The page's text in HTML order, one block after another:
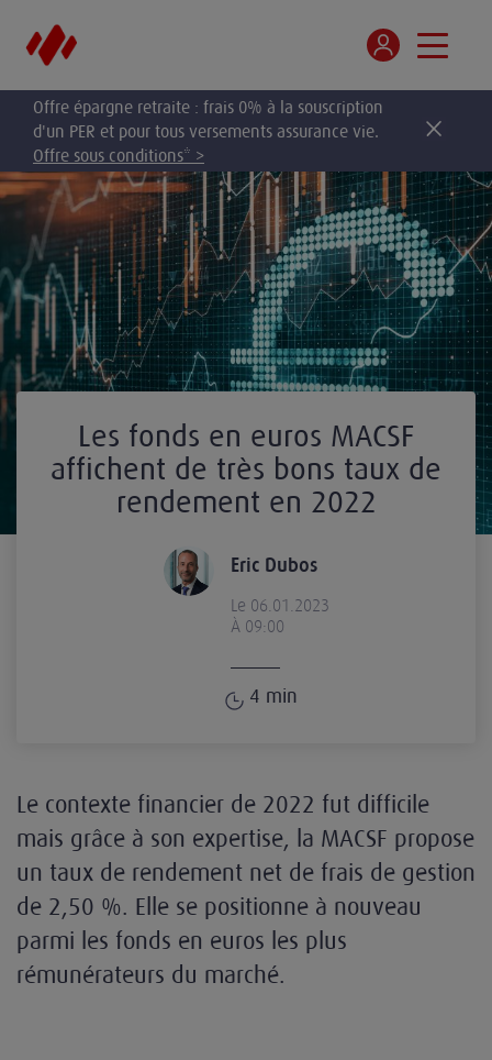
Offre épargne retraite : frais 0% à la souscription
d'un PER et pour tous versements assurance vie.
Offre sous conditions* >
Les fonds en euros MACSF
affichent de très bons taux de
rendement en 2022
Eric Dubos
Le 06.01.2023
À 09:00
4 min
Le contexte financier de 2022 fut difficile
mais grâce à son expertise, la MACSF propose
un taux de rendement net de frais de gestion
de 2,50 %. Elle se positionne à nouveau
parmi les fonds en euros les plus
rémunérateurs du marché.